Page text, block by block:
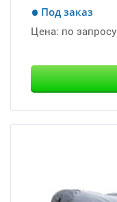
Под заказ
Цена: по запросу